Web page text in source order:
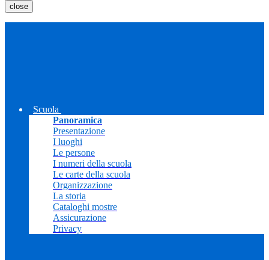
close
Scuola
Panoramica
Presentazione
I luoghi
Le persone
I numeri della scuola
Le carte della scuola
Organizzazione
La storia
Cataloghi mostre
Assicurazione
Privacy